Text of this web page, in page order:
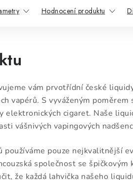
Hodnocení produktu
vám prvotřídní české
vapérů. S vyváženým
elektronických cigaret. Naše
vášnivých vapingových
používáme pouze nejkvalitnější
společnost se
že každá lahvička našeho